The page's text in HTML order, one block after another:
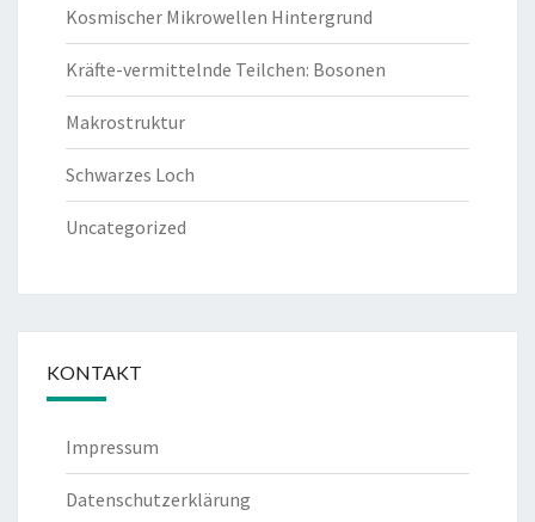
Kosmischer Mikrowellen Hintergrund
Kräfte-vermittelnde Teilchen: Bosonen
Makrostruktur
Schwarzes Loch
Uncategorized
KONTAKT
Impressum
Datenschutzerklärung